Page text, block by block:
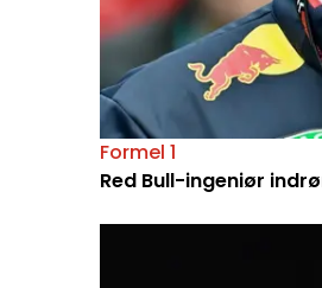
Formel 1
Red Bull-ingeniør